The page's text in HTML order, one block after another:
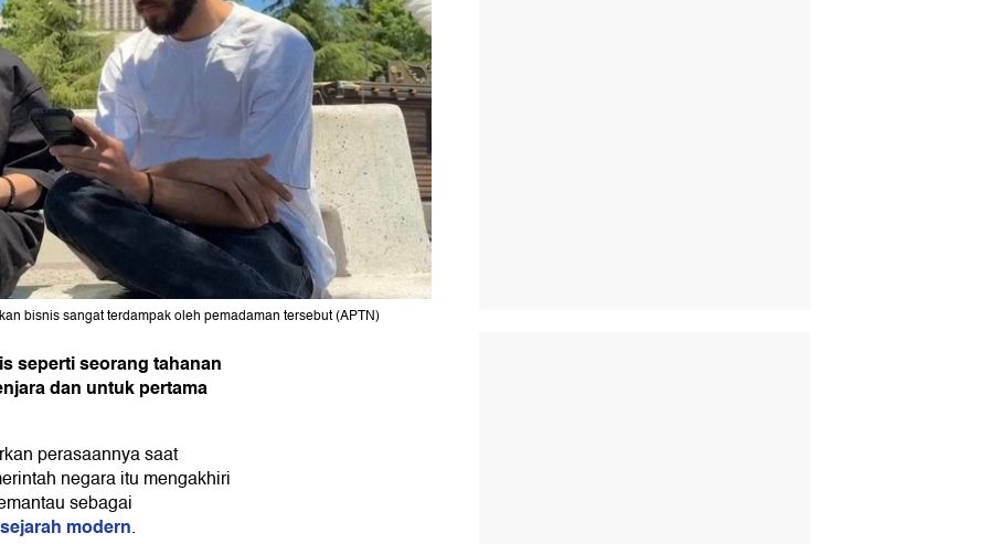
bisnis sangat terdampak oleh pemadaman tersebut (APTN)
seperti seorang tahanan
dan untuk pertama
perasaannya saat
negara itu mengakhiri
sebagai
modern.